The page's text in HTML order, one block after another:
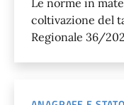
coltivazione del
Regionale 36/